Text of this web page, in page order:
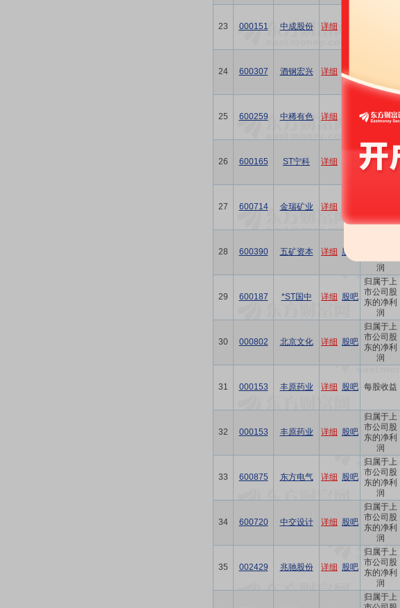
23 000151 中成股份 详细
24 600307 酒钢宏兴 详细 股吧
润
25 600259 中稀有色 详细
归属于上
市公司股
东的净利
26 600165 ST宁科 详细
归属于上
市公司股
东的净利
27 600714 金瑞矿业 详细
润
28 600390 五矿资本 详细 股吧
润
29 600187 *ST国中 详细 股吧
归属于上
市公司股
东的净利
润
30 000802 北京文化 详细 股吧
归属于上
市公司股
东的净利
润
31 000153 丰原药业 详细 股吧 每股收益
32 000153 丰原药业 详细 股吧
归属于上
市公司股
东的净利
润
33 600875 东方电气 详细 股吧
归属于上
市公司股
东的净利
润
34 600720 中交设计 详细 股吧
归属于上
市公司股
东的净利
润
35 002429 兆驰股份 详细 股吧
归属于上
市公司股
东的净利
润
归属于上